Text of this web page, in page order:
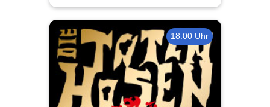
18:00 Uhr